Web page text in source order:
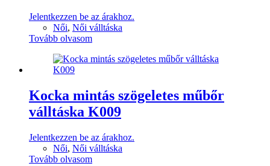
Jelentkezzen be az árakhoz.
Női, Női válltáska
Tovább olvasom
Kocka mintás szögeletes műbőr
válltáska K009
Jelentkezzen be az árakhoz.
Női, Női válltáska
Tovább olvasom